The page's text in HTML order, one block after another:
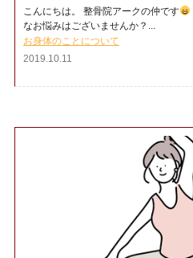
こんにちは。 整骨院アークの仲です
なお悩みはございませんか？...
お身体のことについて
2019.10.11